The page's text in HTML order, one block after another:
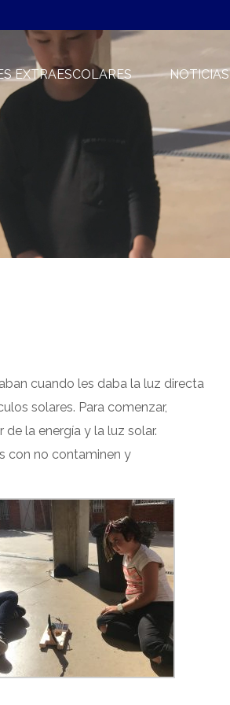
EXTRAESCOLARES NOTICIAS
cuando les daba la luz directa
solares. Para comenzar,
la energía y la luz solar.
con no contaminen y